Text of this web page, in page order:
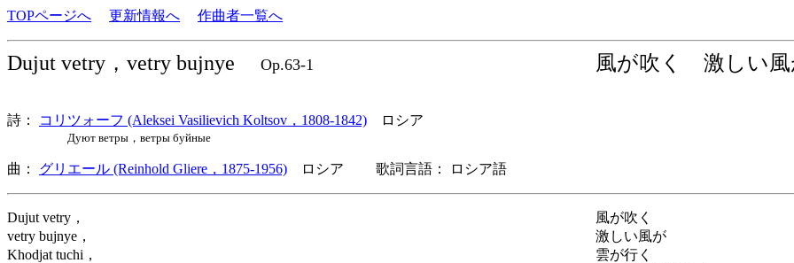
TOPページへ 更新情報へ 作曲者一覧へ
Dujut vetry，vetry bujnye Op.63-1 風が吹く 激しい
詩： コリツォーフ (Aleksei Vasilievich Koltsov，1808-1842) ロシア
Дуют ветры，ветры буйные
曲： グリエール (Reinhold Gliere，1875-1956) ロシア 歌詞言語： ロシア語
Dujut vetry，
vetry bujnye，
Khodjat tuchi，
風が吹く
激しい風が
雲が行く